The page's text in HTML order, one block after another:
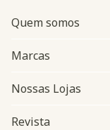
Quem somos
Marcas
Nossas Lojas
Revista